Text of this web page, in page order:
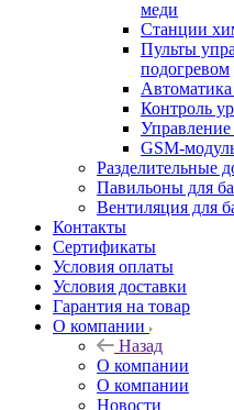
меди
Станции
Пульты
подогревом
Контроль
GSM-
Разделительные
Павильоны для
Вентиляция для
Контакты
Сертификаты
Условия оплаты
Условия доставки
Гарантия на товар
О компании
Назад
О компании
О компании
Новости